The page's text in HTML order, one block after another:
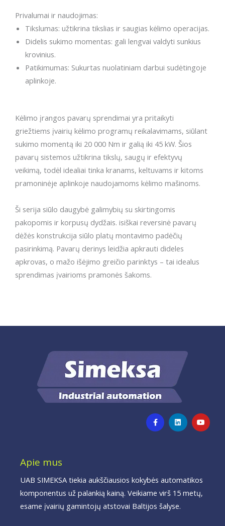
Privalumai ir naudojimas:
Tikslumas: užtikrina tikslias ir saugias kėlimo operacijas.
Didelis sukimo momentas: gali lengvai valdyti sunkius
krovinius.
Patikimumas: Sukurtas nuolatiniam darbui sudėtingoje
aplinkoje.
Kėlimo įrangos pavarų sprendimai yra pritaikyti
griežtiems įvairių kėlimo programų reikalavimams, siūlant
sukimo momentą iki 20 000 Nm ir galią iki 45 kW. Šios
pavarų sistemos užtikrina tikslų, saugų ir efektyvų
veikimą, todėl idealiai tinka kranams, keltuvams ir kitoms
pramoninėje aplinkoje naudojamoms kėlimo mašinoms.
Ši serija siūlo daugybė galimybių su skirtingomis
pakopomis ir korpusų dydžais. isiškai reversinė pavarų
dėžės konstrukcija siūlo platų montavimo padėčių
pasirinkimą. Pavarų derinys leidžia apkrauti dideles
apkrovas, o mažo išėjimo greičio parinktys – tai idealus
sprendimas įvairioms pramonės šakoms.
F
a
c
f
L
i
n
Y
o
u
Apie mus
UAB SIMEKSA tiekia aukščiausios kokybės automatikos
komponentus už palankią kainą. Veikiame virš 15 metų,
esame įvairių gamintojų atstovai Baltijos šalyse.